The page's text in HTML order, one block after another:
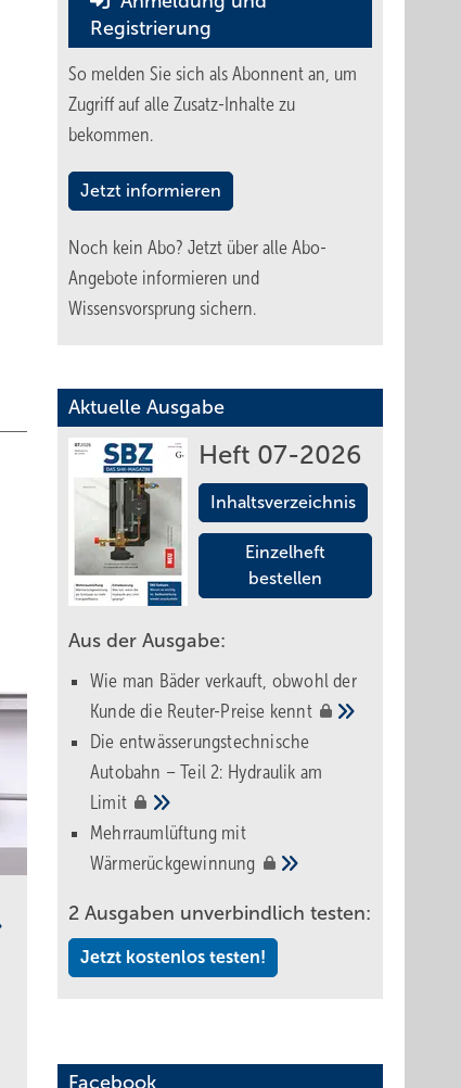
Registrierung
So melden Sie sich als Abonnent an, um
Zugriff auf alle Zusatz-Inhalte zu
bekommen.
Jetzt informieren
Noch kein Abo? Jetzt über alle Abo-
Angebote informieren und
Wissensvorsprung sichern.
Aktuelle Ausgabe
Heft 07-2026
Inhaltsverzeichnis
Einzelheft
bestellen
Aus der Ausgabe:
Wie man Bäder verkauft, obwohl der
Kunde die Reuter-Preise kennt
Die entwässerungstechnische
Autobahn – Teil 2: Hydraulik am
Limit
Mehrraumlüftung mit
Wärmerückgewinnung
2 Ausgaben unverbindlich testen:
Jetzt kostenlos testen!
Facebook